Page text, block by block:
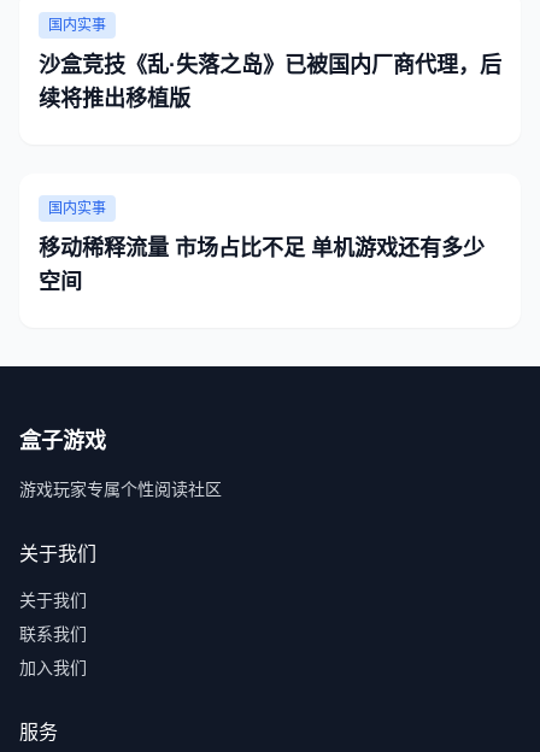
国内实事
沙盒竞技《乱·失落之岛》已被国内厂商代理，后
续将推出移植版
国内实事
移动稀释流量 市场占比不足 单机游戏还有多少
空间
盒子游戏
游戏玩家专属个性阅读社区
关于我们
关于我们
联系我们
加入我们
服务